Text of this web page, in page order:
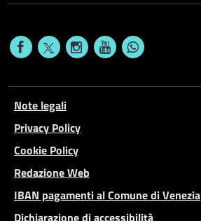
Note legali
Privacy Policy
Cookie Policy
Redazione Web
IBAN pagamenti al Comune di Venezia
Dichiarazione di accessibilità